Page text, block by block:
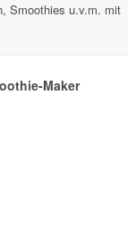
Smoothies u.v.m. mit
Maker